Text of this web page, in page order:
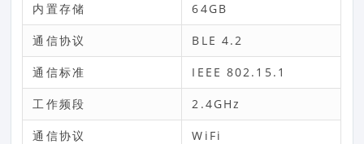
内置存储 64GB
通信协议 BLE 4.2
通信标准 IEEE 802.15.1
工作频段 2.4GHz
通信协议 WiFi